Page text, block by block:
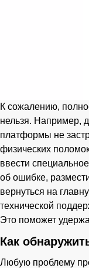
К сожалению,
нельзя. Например,
платформы не
физических
ввести
об ошибке,
вернуться на
технической
Это поможет
Как
Любую проблему